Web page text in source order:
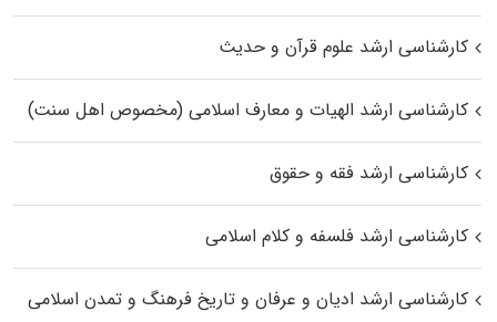
کارشناسی ارشد علوم قرآن و حدیث
کارشناسی ارشد الهیات و معارف اسلامی (مخصوص اهل سنت)
کارشناسی ارشد فقه و حقوق
کارشناسی ارشد فلسفه و کلام اسلامی
کارشناسی ارشد ادیان و عرفان و تاریخ فرهنگ و تمدن اسلامی